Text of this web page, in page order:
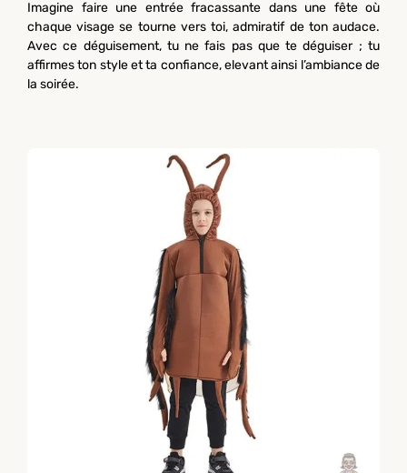
Imagine faire une entrée fracassante dans une fête où
chaque visage se tourne vers toi, admiratif de ton audace.
Avec ce déguisement, tu ne fais pas que te déguiser ; tu
affirmes ton style et ta confiance, elevant ainsi l’ambiance de
la soirée.